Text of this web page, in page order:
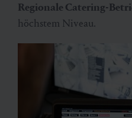
Regionale Catering-
höchstem Niveau.